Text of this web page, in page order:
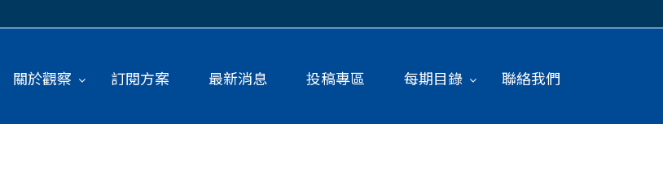
關於觀察 訂閱方案 最新消息 投稿專區 每期目錄 聯絡我們